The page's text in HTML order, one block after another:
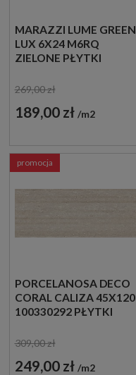
MARAZZI LUME GREEN
LUX 6X24 M6RQ
ZIELONE PŁYTKI
269,00 zł
189,00 zł m2
PORCELANOSA DECO
CORAL CALIZA 45X120
100330292 PŁYTKI
KAMIEŃ
309,00 zł
249,00 zł m2
promocja